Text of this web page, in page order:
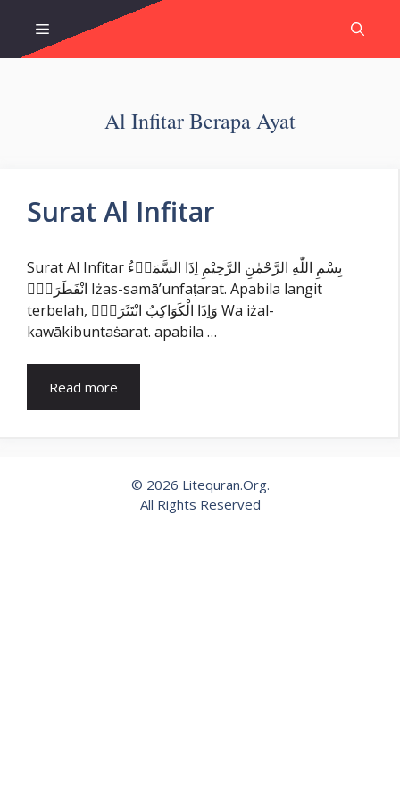
content
Menu
Al Infitar Berapa Ayat
Surat Al Infitar
Surat Al Infitar بِسْمِ اللّٰهِ الرَّحْمٰنِ الرَّحِيْمِ اِذَا السَّمَاۤءُ
انْفَطَرَتْۙ Iżas-samā’unfaṭarat. Apabila langit
terbelah, وَاِذَا الْكَوَاكِبُ انْتَثَرَتْۙ Wa iżal-
kawākibuntaṡarat. apabila …
Read more
© 2026 Litequran.Org.
All Rights Reserved